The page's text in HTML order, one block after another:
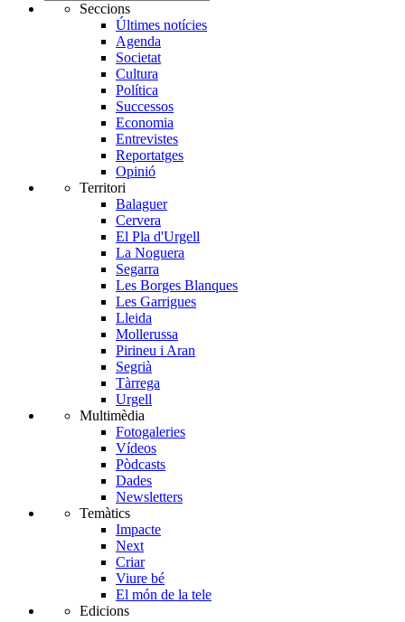
Seccions
Últimes notícies
Agenda
Societat
Cultura
Política
Successos
Economia
Entrevistes
Reportatges
Opinió
Territori
Balaguer
Cervera
El Pla d'Urgell
La Noguera
Segarra
Les Borges Blanques
Les Garrigues
Lleida
Mollerussa
Pirineu i Aran
Segrià
Tàrrega
Urgell
Multimèdia
Fotogaleries
Vídeos
Pòdcasts
Dades
Newsletters
Temàtics
Impacte
Next
Criar
Viure bé
El món de la tele
Edicions